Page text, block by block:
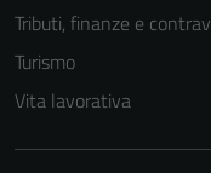
Tributi, finanze e
Turismo
Vita lavorativa